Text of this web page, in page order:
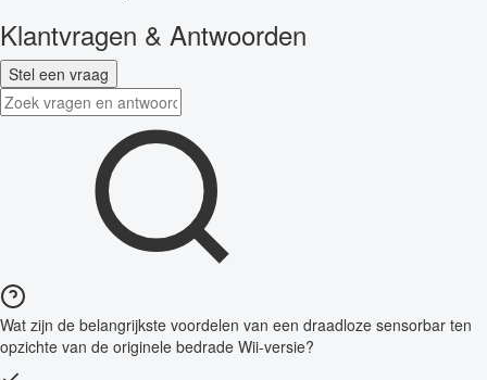
Klantvragen & Antwoorden
Stel een vraag
Wat zijn de belangrijkste voordelen van een draadloze sensorbar ten
opzichte van de originele bedrade Wii-versie?